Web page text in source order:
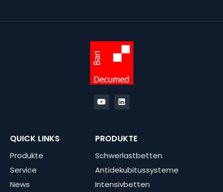
QUICK LINKS
Produkte
Service
News
PRODUKTE
Schwerlastbetten
Antidekubitussysteme
Intensivbetten